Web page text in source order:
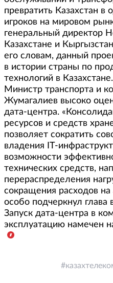
превратить Казахстан в
игроков на мировом
генеральный директор
Казахстане и
его словам, данный
в истории страны по
технологий в Казахстане.
Министр транспорта и
Жумагалиев высоко
дата-центра.
ресурсов и средств
позволяет сократить
владения IT-
возможности
технических средств,
перераспределения
сокращения расходов
особо подчеркнул глава
Запуск дата-центра в
эксплуатацию намечен